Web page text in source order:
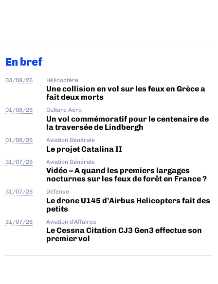
En bref
03/08/26 Hélicoptère
Une collision en vol sur les feux en Grèce a
fait deux morts
01/08/26 Culture Aéro
Un vol commémoratif pour le centenaire de
la traversée de Lindbergh
01/08/26 Aviation Générale
Le projet Catalina II
31/07/26 Aviation Générale
Vidéo – A quand les premiers largages
nocturnes sur les feux de forêt en France ?
31/07/26 Défense
Le drone U145 d’Airbus Helicopters fait des
petits
31/07/26 Aviation d'Affaires
Le Cessna Citation CJ3 Gen3 effectue son
premier vol